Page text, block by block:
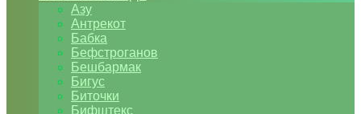
Азу
Антрекот
Бабка
Бефстроганов
Бешбармак
Бигус
Биточки
Бифштекс